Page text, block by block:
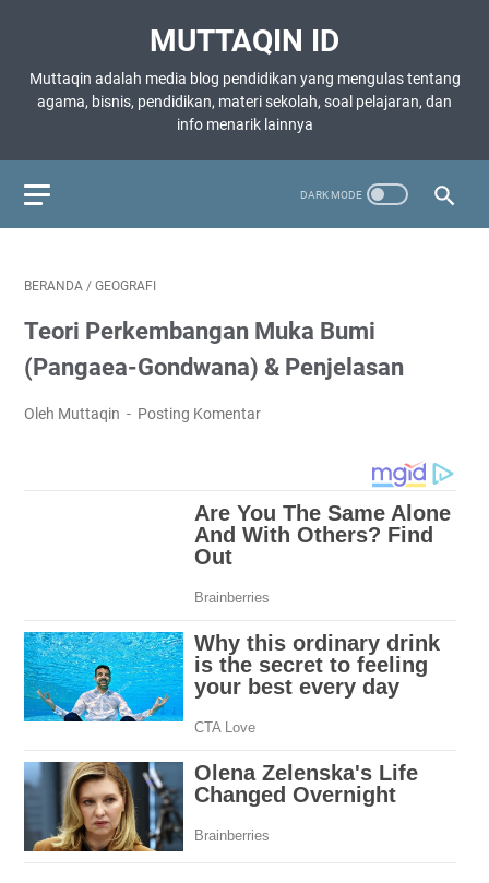
MUTTAQIN ID
Muttaqin adalah media blog pendidikan yang mengulas tentang
agama, bisnis, pendidikan, materi sekolah, soal pelajaran, dan
info menarik lainnya
BERANDA / GEOGRAFI
Teori Perkembangan Muka Bumi
(Pangaea-Gondwana) & Penjelasan
Oleh Muttaqin Posting Komentar